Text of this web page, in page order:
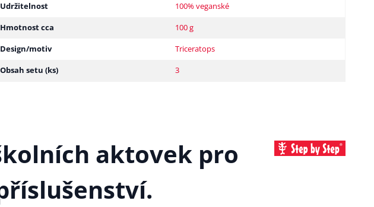
Udržitelnost
100% veganské
Hmotnost cca
100 g
Design/motiv
Triceratops
Obsah setu (ks)
3
aktovek pro